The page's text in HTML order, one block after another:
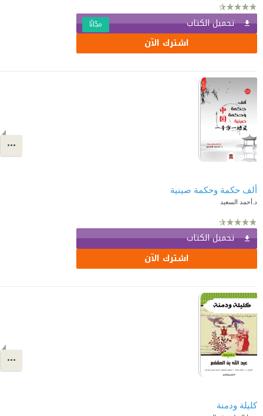
تحميل الكتاب مجّانًا
اشترك الآن
ألف حكمة وحكمة صينية
د.أحمد السعيد
تحميل الكتاب
اشترك الآن
كليلة ودمنة